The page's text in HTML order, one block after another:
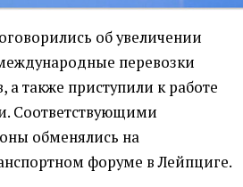
об увеличении
перевозки
а также приступили к работе
Соответствующими
обменялись на
форуме в Лейпциге.